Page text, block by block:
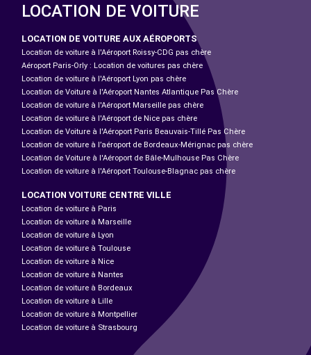
LOCATION DE VOITURE
LOCATION DE VOITURE AUX AÉROPORTS
Location de voiture à l'Aéroport Roissy-CDG pas chère
Aéroport Paris-Orly : Location de voitures pas chère
Location de voiture à l'Aéroport Lyon pas chère
Location de Voiture à l'Aéroport Nantes Atlantique Pas Chère
Location de voiture à l'Aéroport Marseille pas chère
Location de voiture à l'Aéroport de Nice pas chère
Location de Voiture à l'Aéroport Paris Beauvais-Tillé Pas Chère
Location de voiture à l’aéroport de Bordeaux-Mérignac pas chère
Location de Voiture à l'Aéroport de Bâle-Mulhouse Pas Chère
Location de voiture à l'Aéroport Toulouse-Blagnac pas chère
LOCATION VOITURE CENTRE VILLE
Location de voiture à Paris
Location de voiture à Marseille
Location de voiture à Lyon
Location de voiture à Toulouse
Location de voiture à Nice
Location de voiture à Nantes
Location de voiture à Bordeaux
Location de voiture à Lille
Location de voiture à Montpellier
Location de voiture à Strasbourg